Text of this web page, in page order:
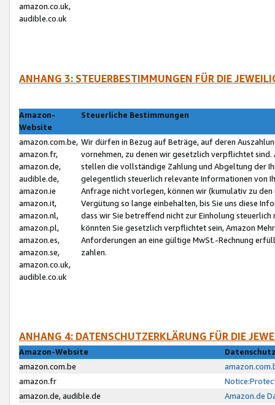
amazon.co.uk,
audible.co.uk
ANHANG 3: STEUERBESTIMMUNGEN FÜR DIE
Amazon-
Website
Steuerliche Bestimmungen
amazon.com.be,
amazon.fr,
amazon.de,
audible.de,
amazon.ie
amazon.it,
amazon.nl,
amazon.pl,
amazon.es,
amazon.se,
amazon.co.uk,
audible.co.uk
Wir dürfen in Bezug auf Beträge, auf deren
vornehmen, zu denen wir gesetzlich verpflichtet
stellen die vollständige Zahlung und Abgeltung der
gelegentlich steuerlich relevante Informationen von
Anfrage nicht vorlegen, können wir (kumulativ zu
Vergütung so lange einbehalten, bis Sie uns diese
dass wir Sie betreffend nicht zur Einholung
könnten Sie gesetzlich verpflichtet sein, Amazon
Anforderungen an eine gültige MwSt.-Rechnung
zahlen.
ANHANG 4: DATENSCHUTZERKLÄRUNG FÜR DIE
Amazon-Website
amazon.com.be
amazon.fr
amazon.de, audible.de
Amazon.de